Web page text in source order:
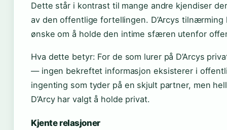
Dette står i kontrast til mange andre kjendiser
av den offentlige fortellingen. D’Arcys tilnærming
ønske om å holde den intime sfæren utenfor
Hva dette betyr: For de som lurer på D’Arcys
— ingen bekreftet informasjon eksisterer i
ingenting som tyder på en skjult partner, men
D’Arcy har valgt å holde privat.
Kjente relasjoner